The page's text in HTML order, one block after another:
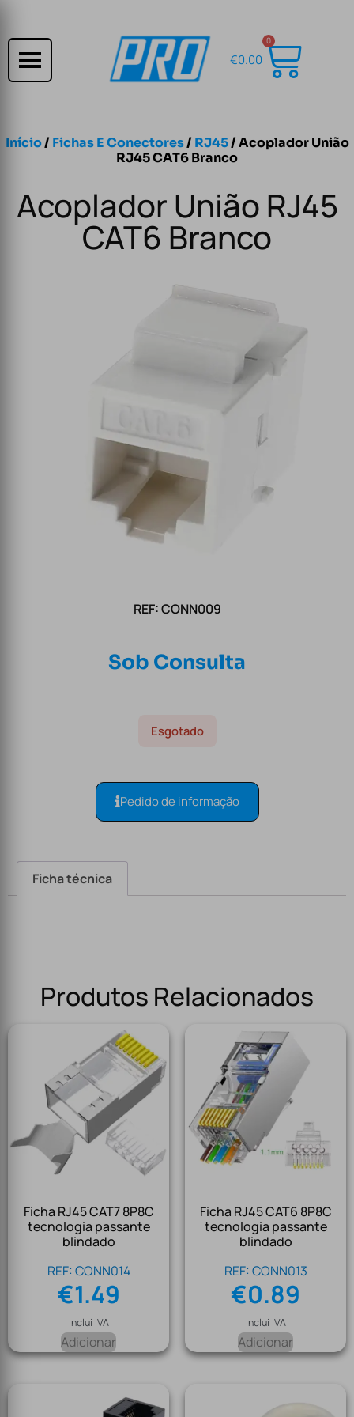
€0.00
0
Início/ Fichas E Conectores/ RJ45/ Acoplador União
RJ45 CAT6 Branco
Acoplador União RJ45
CAT6 Branco
REF: CONN009
Sob Consulta
Esgotado
Pedido de informação
Ficha técnica
Produtos Relacionados
Ficha RJ45 CAT7 8P8C
tecnologia passante
blindado
REF: CONN014
€1.49
Inclui IVA
Adicionar
Ficha RJ45 CAT6 8P8C
tecnologia passante
blindado
REF: CONN013
€0.89
Inclui IVA
Adicionar